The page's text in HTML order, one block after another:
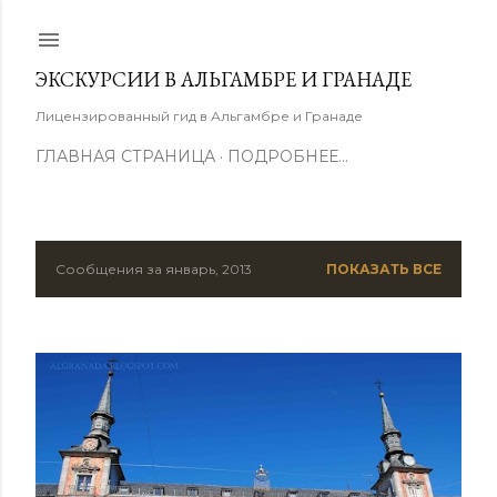
ЭКСКУРСИИ В АЛЬГАМБРЕ И ГРАНАДЕ
Лицензированный гид в Альгамбре и Гранаде
ГЛАВНАЯ СТРАНИЦА ПОДРОБНЕЕ…
С
о
е
Сообщения за январь, 2013 ПОКАЗАТЬ ВСЕ